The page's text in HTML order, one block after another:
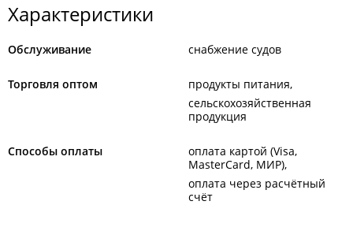
Характеристики
Обслуживание снабжение судов
Торговля оптом
продукты питания
сельскохозяйственная
продукция
Способы оплаты
оплата картой (Visa,
MasterCard, МИР)
оплата через расчётный
счёт